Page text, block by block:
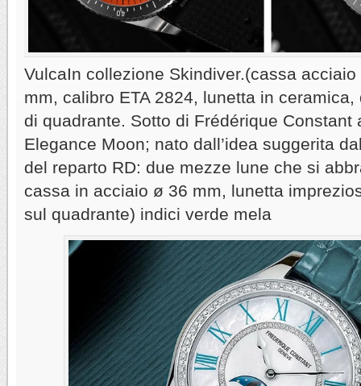
VulcaIn collezione Skindiver.(cassa
mm, calibro ETA 2824, lunetta in
di quadrante. Sotto di Frédérique Constant
Elegance Moon; nato dall’idea suggerita
del reparto RD: due mezze lune che si
cassa in acciaio ø 36 mm, lunetta
sul quadrante) indici verde mela